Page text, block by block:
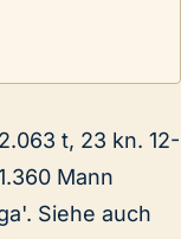
t, 23 kn. 12-
Mann
Siehe auch